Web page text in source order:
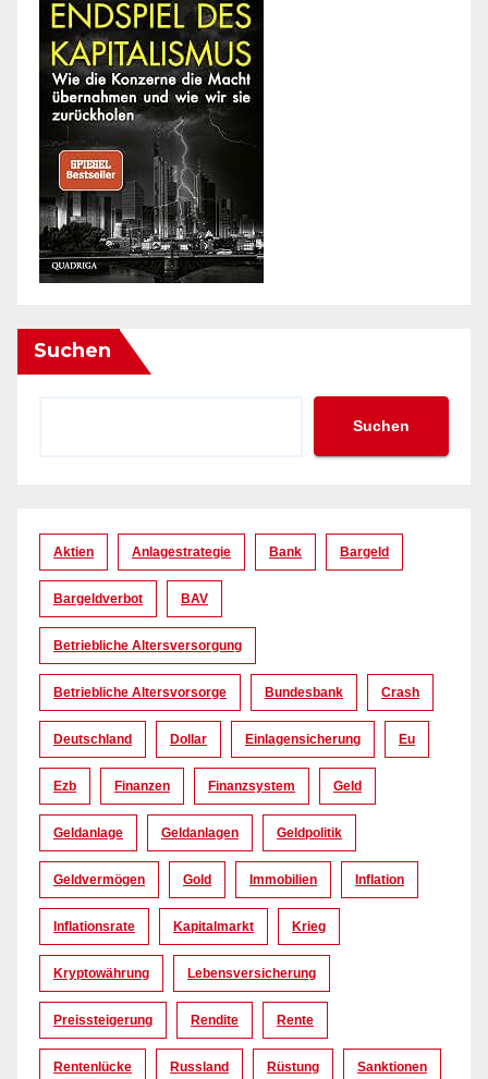
Suchen
Suchen
Aktien Anlagestrategie Bank Bargeld
Bargeldverbot BAV
Betriebliche Altersversorgung
Betriebliche Altersvorsorge Bundesbank Crash
Deutschland Dollar Einlagensicherung Eu
Ezb Finanzen Finanzsystem Geld
Geldanlage Geldanlagen Geldpolitik
Geldvermögen Gold Immobilien Inflation
Inflationsrate Kapitalmarkt Krieg
Kryptowährung Lebensversicherung
Preissteigerung Rendite Rente
Rentenlücke Russland Rüstung Sanktionen